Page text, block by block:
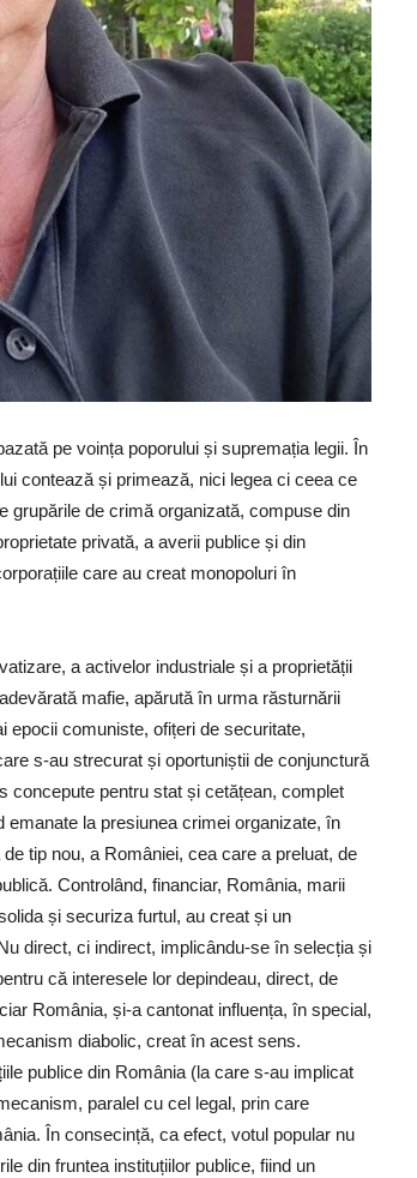
pe voința poporului și supremația legii. În
contează și primează, nici legea ci ceea ce
grupările de crimă organizată, compuse din
privată, a averii publice și din
care au creat monopoluri în
a activelor industriale și a proprietății
mafie, apărută în urma răsturnării
epocii comuniste, ofițeri de securitate,
s-au strecurat și oportuniștii de conjunctură
concepute pentru stat și cetățean, complet
la presiunea crimei organizate, în
tip nou, a României, cea care a preluat, de
Controlând, financiar, România, marii
și securiza furtul, au creat și un
direct, ci indirect, implicându-se în selecția și
că interesele lor depindeau, direct, de
România, și-a cantonat influența, în special,
diabolic, creat în acest sens.
publice din România (la care s-au implicat
paralel cu cel legal, prin care
În consecință, ca efect, votul popular nu
din fruntea instituțiilor publice, fiind un